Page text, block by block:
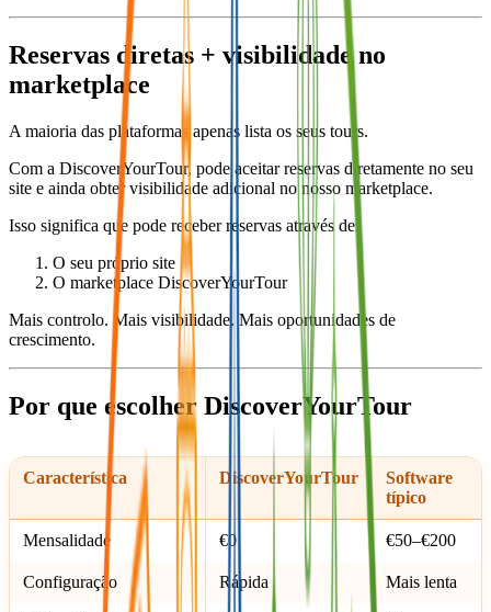
Reservas diretas + visibilidade no
marketplace
A maioria das plataformas apenas lista os seus tours.
Com a DiscoverYourTour, pode aceitar reservas diretamente no seu
site e ainda obter visibilidade adicional no nosso marketplace.
Isso significa que pode receber reservas através de:
O seu próprio site
O marketplace DiscoverYourTour
Mais controlo. Mais visibilidade. Mais oportunidades de
crescimento.
Por que escolher DiscoverYourTour
Característica DiscoverYourTour
Software
típico
Mensalidade €0 €50–€200
Configuração Rápida Mais lenta